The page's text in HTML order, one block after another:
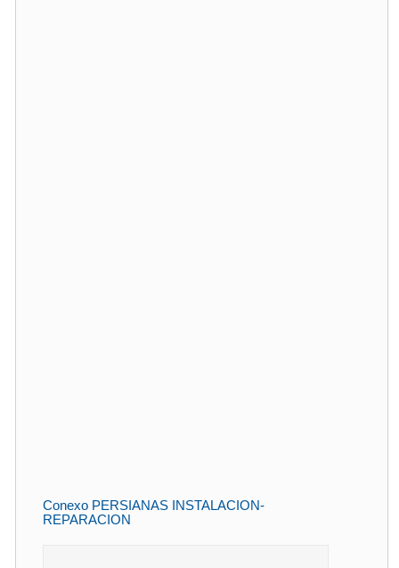
Conexo PERSIANAS INSTALACION-
REPARACION